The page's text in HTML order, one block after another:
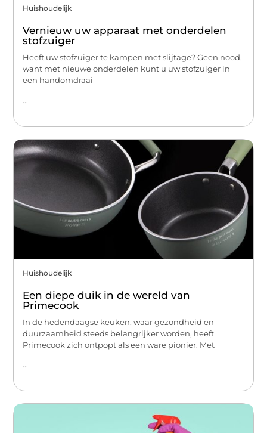
Huishoudelijk
Vernieuw uw apparaat met onderdelen
stofzuiger
Heeft uw stofzuiger te kampen met slijtage? Geen nood,
want met nieuwe onderdelen kunt u uw stofzuiger in
een handomdraai
...
Huishoudelijk
Een diepe duik in de wereld van
Primecook
In de hedendaagse keuken, waar gezondheid en
duurzaamheid steeds belangrijker worden, heeft
Primecook zich ontpopt als een ware pionier. Met
...